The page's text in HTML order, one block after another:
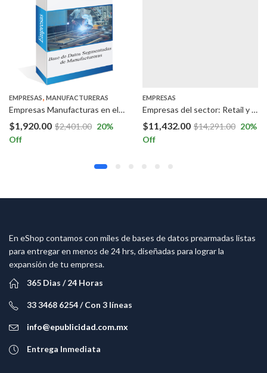
EMPRESAS, MANUFACTURERAS
Empresas Manufacturas en el Bajío.
$1,920.00 $2,401.00 20%
Off
EMPRESAS
Empresas del sector: Retail y Consumo masivo , BPOs , Despachos de cobranza, Bancos, aseguradoras y Universidades
$11,432.00 $14,291.00 20%
Off
En eShop contamos con miles de bases de datos prearmadas listas
para entregar en menos de 24 hrs, diseñadas para lograr la
expansión de tu empresa.
365 Dias / 24 Horas
33 3468 6254 / Con 3 líneas
info@epublicidad.com.mx
Entrega Inmediata